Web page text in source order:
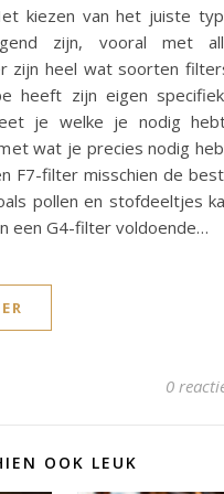
kiezen van het juiste
zijn, vooral met
zijn heel wat soorten
heeft zijn eigen
je welke je nodig
wat je precies nodig
F7-filter misschien de
pollen en stofdeeltjes
een G4-filter voldoende…
0
OOK LEUK